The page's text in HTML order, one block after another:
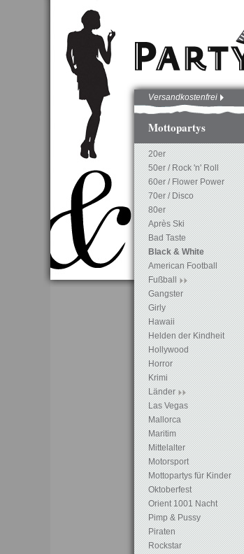
Versandkostenfrei
Mottopartys
20er
50er / Rock 'n' Roll
60er / Flower Power
70er / Disco
80er
Après Ski
Bad Taste
Black & White
American Football
Fußball
Gangster
Girly
Hawaii
Helden der Kindheit
Hollywood
Horror
Krimi
Länder
Las Vegas
Mallorca
Maritim
Mittelalter
Motorsport
Mottopartys für Kinder
Oktoberfest
Orient 1001 Nacht
Pimp & Pussy
Piraten
Rockstar